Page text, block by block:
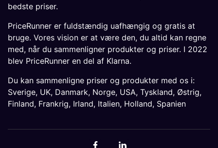
bedste priser.
PriceRunner er fuldstændig uafhængig og gratis at
bruge. Vores vision er at være den, du altid kan regne
med, når du sammenligner produkter og priser. I 2022
blev PriceRunner en del af Klarna.
Du kan sammenligne priser og produkter med os i:
Sverige, UK, Danmark, Norge, USA, Tyskland, Østrig,
Finland, Frankrig, Irland, Italien, Holland, Spanien